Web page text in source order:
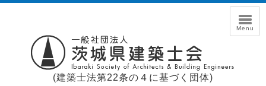
(建築士法第22条の４に基づく団体)